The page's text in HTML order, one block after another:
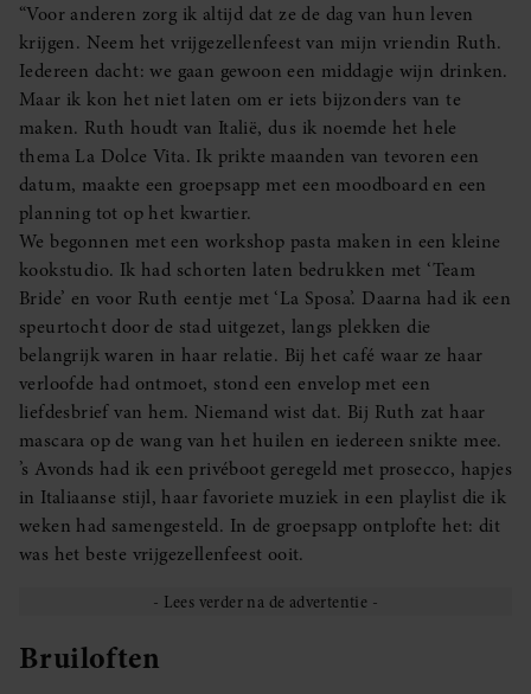
“Voor anderen zorg ik altijd dat ze de dag van hun leven
krijgen. Neem het vrijgezellenfeest van mijn vriendin Ruth.
Iedereen dacht: we gaan gewoon een middagje wijn drinken.
Maar ik kon het niet laten om er iets bijzonders van te
maken. Ruth houdt van Italië, dus ik noemde het hele
thema La Dolce Vita. Ik prikte maanden van tevoren een
datum, maakte een groepsapp met een moodboard en een
planning tot op het kwartier.
We begonnen met een workshop pasta maken in een kleine
kookstudio. Ik had schorten laten bedrukken met ‘Team
Bride’ en voor Ruth eentje met ‘La Sposa’. Daarna had ik een
speurtocht door de stad uitgezet, langs plekken die
belangrijk waren in haar relatie. Bij het café waar ze haar
verloofde had ontmoet, stond een envelop met een
liefdesbrief van hem. Niemand wist dat. Bij Ruth zat haar
mascara op de wang van het huilen en iedereen snikte mee.
’s Avonds had ik een privéboot geregeld met prosecco, hapjes
in Italiaanse stijl, haar favoriete muziek in een playlist die ik
weken had samengesteld. In de groepsapp ontplofte het: dit
was het beste vrijgezellenfeest ooit.
Bruiloften